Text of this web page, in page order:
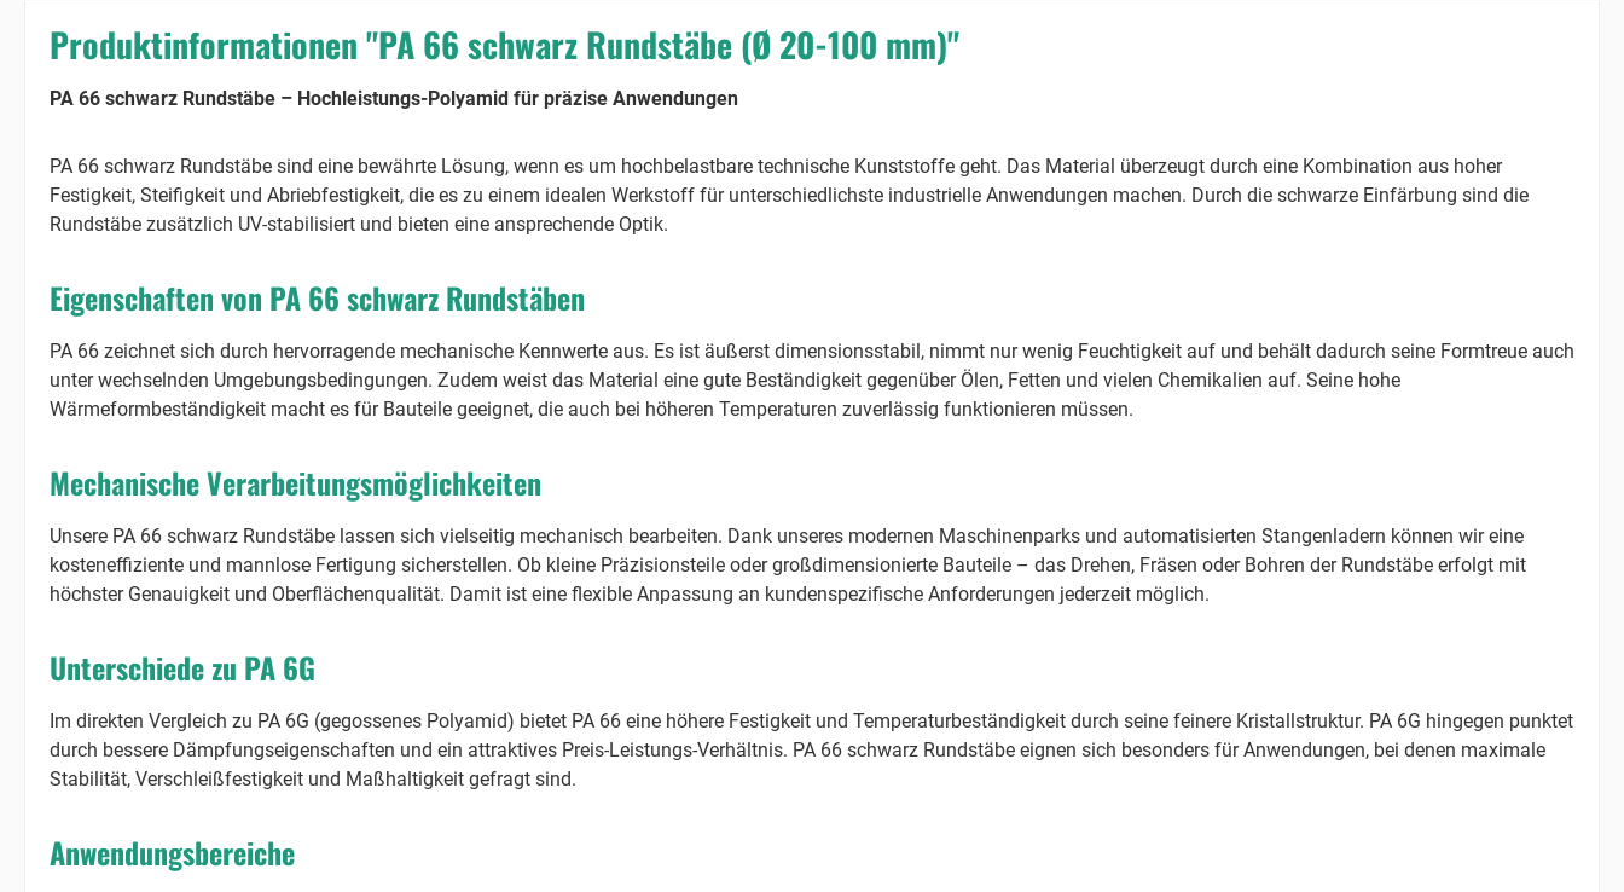
Produktinformationen "PA 66 schwarz Rundstäbe (Ø 20-100 mm)"
PA 66 schwarz Rundstäbe – Hochleistungs-Polyamid für präzise Anwendungen
PA 66 schwarz Rundstäbe sind eine bewährte Lösung, wenn es um hochbelastbare technische Kunststoffe geht. Das Material überzeugt durch eine Kombination aus hoher
Festigkeit, Steifigkeit und Abriebfestigkeit, die es zu einem idealen Werkstoff für unterschiedlichste industrielle Anwendungen machen. Durch die schwarze Einfärbung sind die
Rundstäbe zusätzlich UV-stabilisiert und bieten eine ansprechende Optik.
Eigenschaften von PA 66 schwarz Rundstäben
PA 66 zeichnet sich durch hervorragende mechanische Kennwerte aus. Es ist äußerst dimensionsstabil, nimmt nur wenig Feuchtigkeit auf und behält dadurch seine Formtreue auch
unter wechselnden Umgebungsbedingungen. Zudem weist das Material eine gute Beständigkeit gegenüber Ölen, Fetten und vielen Chemikalien auf. Seine hohe
Wärmeformbeständigkeit macht es für Bauteile geeignet, die auch bei höheren Temperaturen zuverlässig funktionieren müssen.
Mechanische Verarbeitungsmöglichkeiten
Unsere PA 66 schwarz Rundstäbe lassen sich vielseitig mechanisch bearbeiten. Dank unseres modernen Maschinenparks und automatisierten Stangenladern können wir eine
kosteneffiziente und mannlose Fertigung sicherstellen. Ob kleine Präzisionsteile oder großdimensionierte Bauteile – das Drehen, Fräsen oder Bohren der Rundstäbe erfolgt mit
höchster Genauigkeit und Oberflächenqualität. Damit ist eine flexible Anpassung an kundenspezifische Anforderungen jederzeit möglich.
Unterschiede zu PA 6G
Im direkten Vergleich zu PA 6G (gegossenes Polyamid) bietet PA 66 eine höhere Festigkeit und Temperaturbeständigkeit durch seine feinere Kristallstruktur. PA 6G hingegen punktet
durch bessere Dämpfungseigenschaften und ein attraktives Preis-Leistungs-Verhältnis. PA 66 schwarz Rundstäbe eignen sich besonders für Anwendungen, bei denen maximale
Stabilität, Verschleißfestigkeit und Maßhaltigkeit gefragt sind.
Anwendungsbereiche